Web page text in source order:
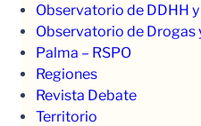
Observatorio de DDHH
Observatorio de Drogas
Palma – RSPO
Regiones
Revista Debate
Territorio